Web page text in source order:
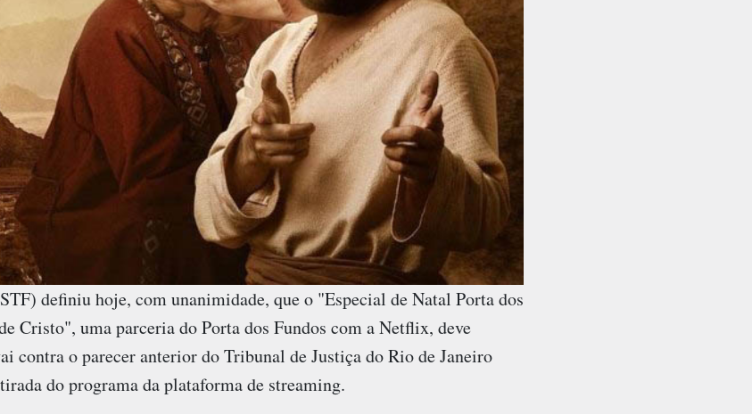
definiu hoje, com unanimidade, que o "Especial de Natal Porta dos
Cristo", uma parceria do Porta dos Fundos com a Netflix, deve
contra o parecer anterior do Tribunal de Justiça do Rio de Janeiro
do programa da plataforma de streaming.